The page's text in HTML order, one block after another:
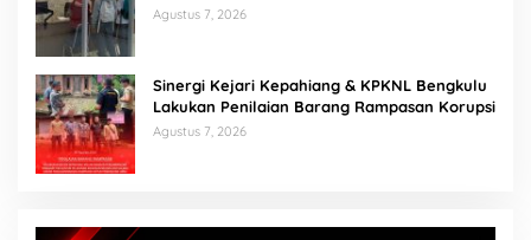
Agustus 7, 2026
Sinergi Kejari Kepahiang & KPKNL Bengkulu
Lakukan Penilaian Barang Rampasan Korupsi
Agustus 7, 2026